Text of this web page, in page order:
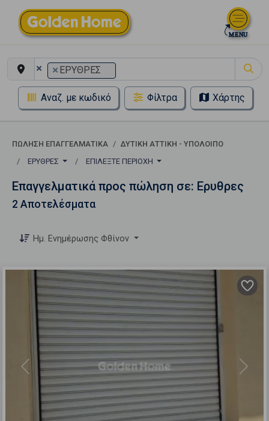
× × ΕΡΥΘΡΕΣ
Αναζ. με κωδικό Φίλτρα Χάρτης
ΠΏΛΗΣΗ ΕΠΑΓΓΕΛΜΑΤΙΚΆ
ΔΥΤΙΚΗ ΑΤΤΙΚΗ - ΥΠΟΛΟΙΠΟ
ΕΡΥΘΡΕΣ
ΕΠΙΛΈΞΤΕ ΠΕΡΙΟΧΉ
Επαγγελματικά προς πώληση σε: Ερυθρες
2 Αποτελέσματα
Ημ. Ενημέρωσης Φθίνον
Previous Next